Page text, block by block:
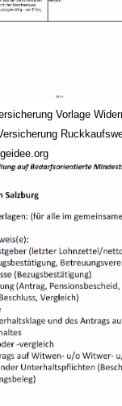
Vorlage